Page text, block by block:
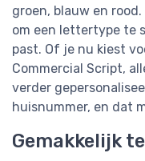
groen, blauw en
om een lettertype te
past. Of je nu kiest
Commercial Script,
verder
huisnummer, en dat
Gemakkelijk